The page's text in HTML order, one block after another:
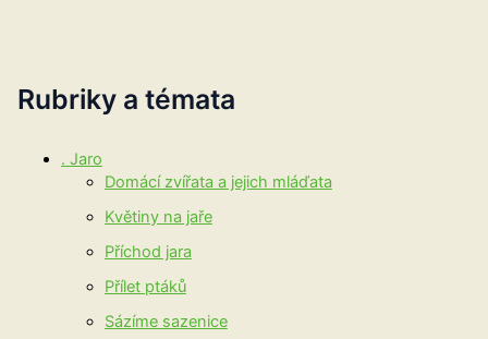
Rubriky a témata
. Jaro
Domácí zvířata a jejich mláďata
Květiny na jaře
Příchod jara
Přílet ptáků
Sázíme sazenice